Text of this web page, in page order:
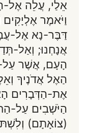
אֵלַי, עֲלֵה
וַיֹּאמֶר
דַּבֶּר-נָא אֶל-
אֲנָחְנוּ; וְאַל-
הָעָם, אֲשֶׁר
הַאֶל אֲדֹנֶיךָ
אֶת-הַדְּבָרִים
הַיֹּשְׁבִים עַל-
(צוֹאָתָם)